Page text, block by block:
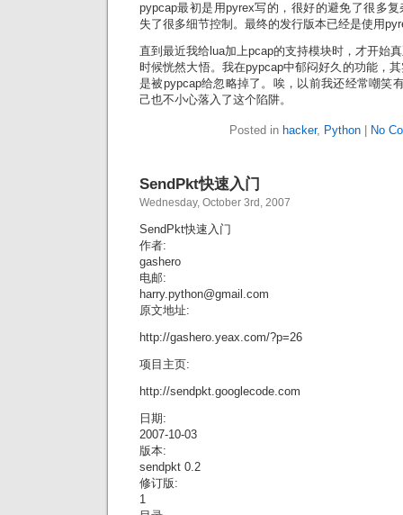
pypcap最初是用pyrex写的，很好的避免了很多
失了很多细节控制。最终的发行版本已经是使用
直到最近我给lua加上pcap的支持模块时，才开始
时候恍然大悟。我在pypcap中郁闷好久的功能，
是被pypcap给忽略掉了。唉，以前我还经常嘲笑
己也不小心落入了这个陷阱。
Posted in hacker, Python| No
SendPkt快速入门
Wednesday, October 3rd, 2007
SendPkt快速入门
作者:
gashero
电邮:
harry.python@gmail.com
原文地址:
http://gashero.yeax.com/?p=26
项目主页:
http://sendpkt.googlecode.com
日期:
2007-10-03
版本:
sendpkt 0.2
修订版:
1